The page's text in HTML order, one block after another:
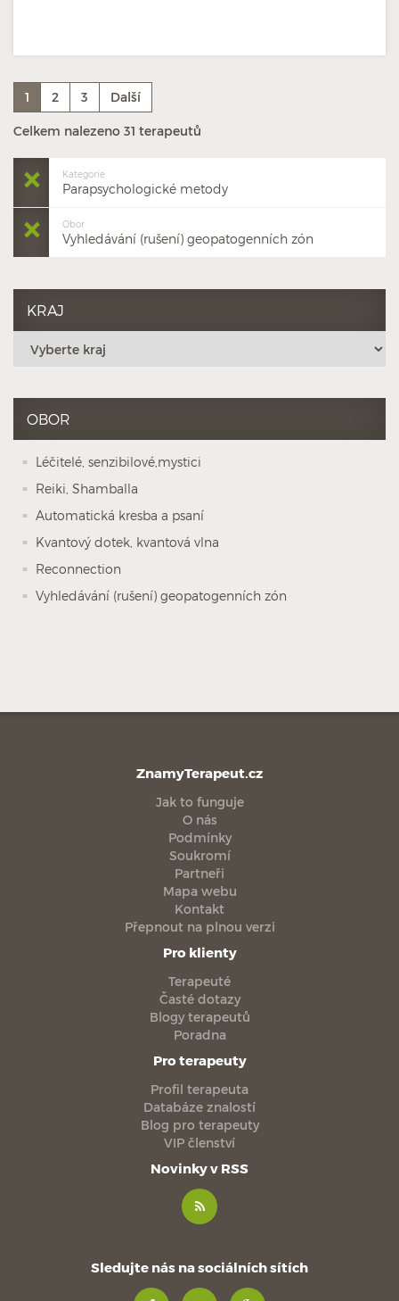
1 2 3 Další
Celkem nalezeno 31 terapeutů
Kategorie
Parapsychologické metody
Obor
Vyhledávání (rušení) geopatogenních zón
KRAJ
OBOR
Léčitelé, senzibilové,mystici
Reiki, Shamballa
Automatická kresba a psaní
Kvantový dotek, kvantová vlna
Reconnection
Vyhledávání (rušení) geopatogenních zón
ZnamyTerapeut.cz
Jak to funguje
O nás
Podmínky
Soukromí
Partneři
Mapa webu
Kontakt
Přepnout na plnou verzi
Pro klienty
Terapeuté
Časté dotazy
Blogy terapeutů
Poradna
Pro terapeuty
Profil terapeuta
Databáze znalostí
Blog pro terapeuty
VIP členství
Novinky v RSS
Sledujte nás na sociálních sítích